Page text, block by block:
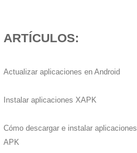
ARTÍCULOS:
Actualizar aplicaciones en Android
Instalar aplicaciones XAPK
Cómo descargar e instalar aplicaciones
APK